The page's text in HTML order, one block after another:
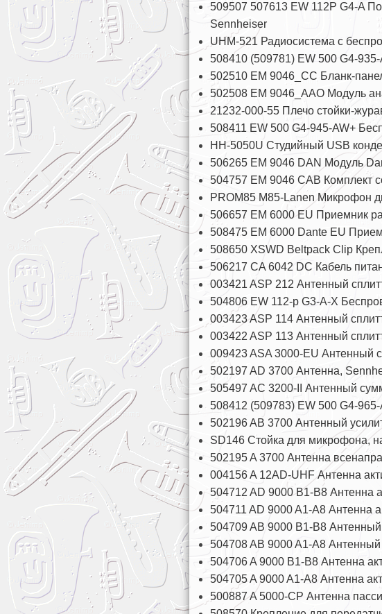
509507 507613 EW 112P G4-A
Sennheiser
UHM-521 Радиосистема с
508410 (509781) EW 500 G4-
502510 EM 9046_CC Бланк-
502508 EM 9046_AAO Модуль
21232-000-55 Плечо стойки-
508411 EW 500 G4-945-AW+
HH-5050U Студийный USB
506265 EM 9046 DAN Модуль
504757 EM 9046 CAB Комплект
PROM85 M85-Lanen Микрофон
506657 EM 6000 EU Приемник
508475 EM 6000 Dante EU
508650 XSWD Beltpack Clip
506217 CA 6042 DC Кабель
003421 ASP 212 Антенный
504806 EW 112-p G3-A-X
003423 ASP 114 Антенный
003422 ASP 113 Антенный
009423 ASA 3000-EU Антенный
502197 AD 3700 Антенна,
505497 AC 3200-II Антенный
508412 (509783) EW 500 G4-
502196 AB 3700 Антенный
SD146 Стойка для микрофона,
502195 A 3700 Антенна
004156 A 12AD-UHF Антенна
504712 AD 9000 B1-B8 Антенна
504711 AD 9000 A1-A8 Антенна
504709 AB 9000 B1-B8
504708 AB 9000 A1-A8
504706 A 9000 B1-B8 Антенна
504705 A 9000 A1-A8 Антенна
500887 A 5000-CP Антенна